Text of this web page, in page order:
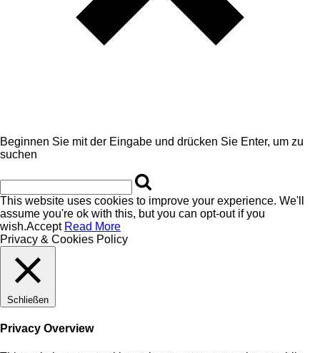
Beginnen Sie mit der Eingabe und drücken Sie Enter, um zu
suchen
This website uses cookies to improve your experience. We'll
assume you're ok with this, but you can opt-out if you
wish.Accept Read More
Privacy & Cookies Policy
Schließen
Privacy Overview